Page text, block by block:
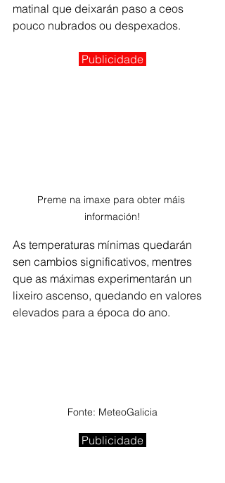
matinal que deixarán paso a ceos
pouco nubrados ou despexados.
Publicidade
Preme na imaxe para obter máis
información!
As temperaturas mínimas quedarán
sen cambios significativos, mentres
que as máximas experimentarán un
lixeiro ascenso, quedando en valores
elevados para a época do ano.
Fonte: MeteoGalicia
Publicidade